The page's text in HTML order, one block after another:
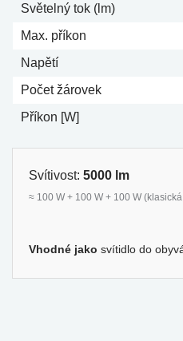
Světelný tok (lm)
Max. příkon
Napětí
Počet žárovek
Příkon [W]
Svítivost: 5000 lm
≈ 100 W + 100 W + 100 W
Vhodné jako svítidlo do